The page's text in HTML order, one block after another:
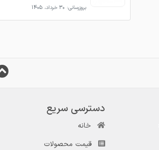
بروزرسانی: 30 خرداد، 1405
دسترسی سریع
خانه
قیمت محصولات